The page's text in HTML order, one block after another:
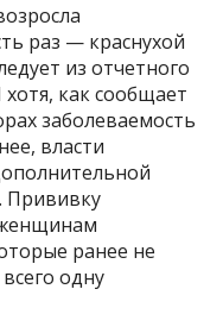
раз — краснухой
из отчетного
как сообщает
заболеваемость
власти
Прививку
ранее не
одну